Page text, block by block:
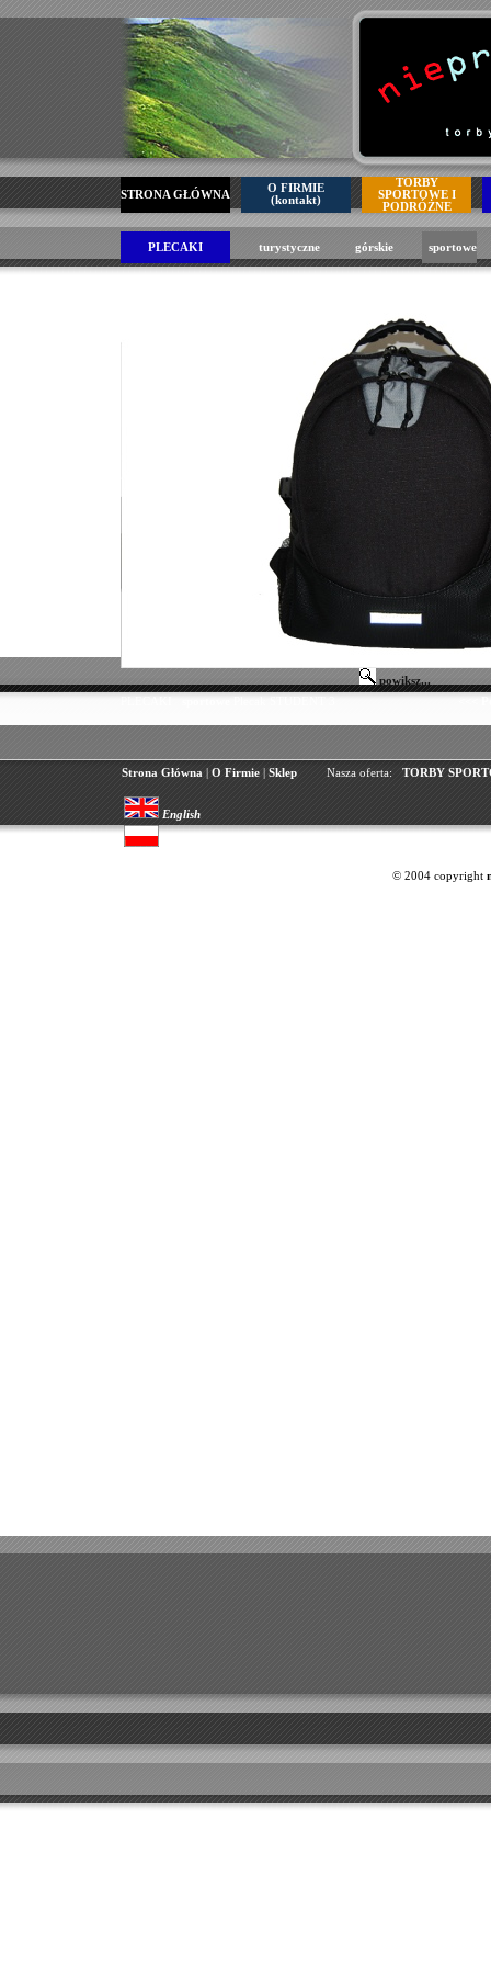
STRONA GŁÓWNA
O FIRMIE
(kontakt)
TORBY
SPORTOWE I
PODRÓŻNE
PLECAKI turystyczne górskie sportowe
powiksz...
Strona Główna O Firmie Sklep Nasza oferta: TORBY
English
© 2004 copyright